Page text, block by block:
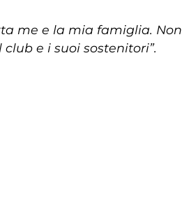
me e la mia famiglia. Non
e i suoi sostenitori”.